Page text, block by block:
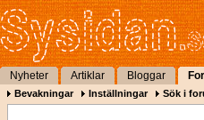
Nyheter Artiklar Bloggar
Bevakningar Inställningar Sök i